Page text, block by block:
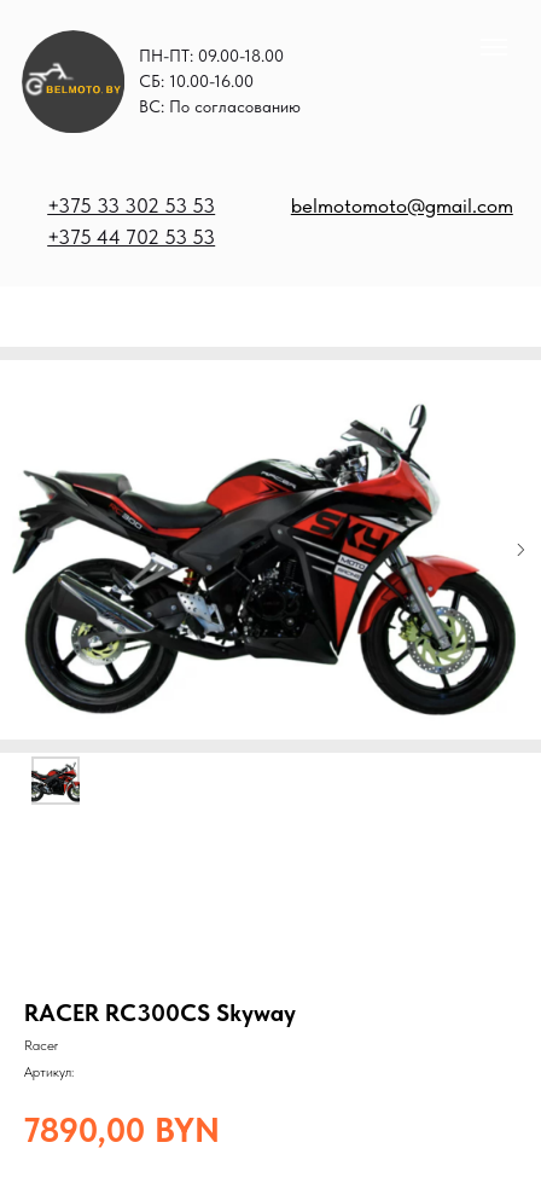
ПН-ПТ: 09.00-18.00
СБ: 10.00-16.00
ВС: По согласованию
RACER RC300CS Skyway
Racer
Артикул:
7890,00 BYN